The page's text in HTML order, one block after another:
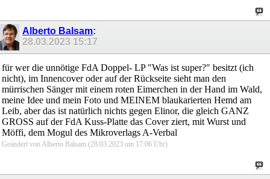
Alberto Balsam:
28.03.2023 15:17
für wer die unnötige FdA Doppel- LP "Was ist super?" besitzt (ich
nicht), im Innencover oder auf der Rückseite sieht man den
mürrischen Sänger mit einem roten Eimerchen in der Hand im Wald,
meine Idee und mein Foto und MEINEM blaukarierten Hemd am
Leib, aber das ist natürlich nichts gegen Elinor, die gleich GANZ
GROSS auf der FdA Kuss-Platte das Cover ziert, mit Wurst und
Möffi, dem Mogul des Mikroverlags A-Verbal
Geändert von Alberto Balsam (28.03.2023 um 17:06 Uhr)